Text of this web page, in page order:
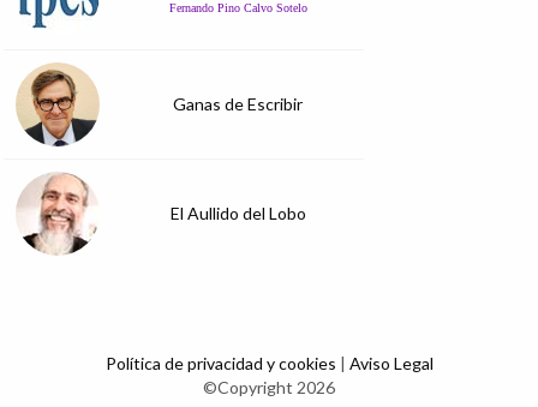
Fernando Pino Calvo Sotelo
Ganas de Escribir
El Aullido del Lobo
Política de privacidad y cookies | Aviso Legal
©Copyright 2026